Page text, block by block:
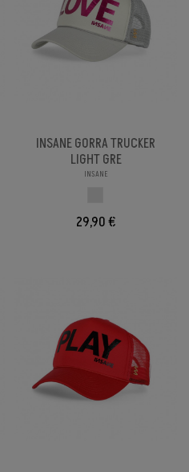
INSANE GORRA TRUCKER
LIGHT GRE
INSANE
29,90 €